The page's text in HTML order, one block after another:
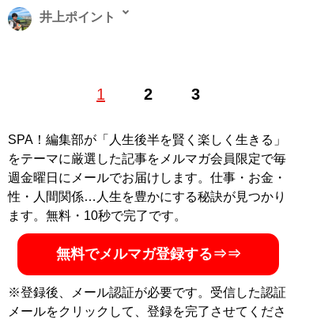
1 2 3
井上ポイント
節約好きで、ポイントやキャンペーン情報に精通するお
倍楽しめる！』。ブログ「いの得ブログ」、ユーチュー
ブ「いの得ちゃんねる
」にて日々、お得情報を配信中
（Twitterアカウント:
@InoueJuniti ）
『お得生活！ お金がな
くても人生100倍楽しめ
節約こそ最高のエンター
SPA！編集部が「人生後半を賢く楽しく生きる」
をテーマに厳選した記事をメルマガ会員限定で毎
週金曜日にメールでお届けします。仕事・お金・
性・人間関係…人生を豊かにする秘訣が見つかり
ます。無料・10秒で完了です。
無料でメルマガ登録する⇒⇒
※登録後、メール認証が必要です。受信した認証
メールをクリックして、登録を完了させてくださ